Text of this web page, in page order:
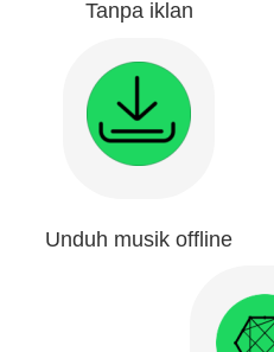
Tanpa iklan
Unduh musik offline